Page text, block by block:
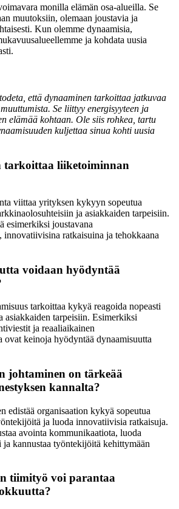
monilla elämän osa-alueilla. Se
muutoksiin, olemaan joustavia ja
Kun olemme dynaamisia,
ja kohdata uusia
että dynaaminen tarkoittaa jatkuvaa
Se liittyy energisyyteen ja
elämää kohtaan. Ole siis rohkea, tartu
kuljettaa sinua kohti uusia
tarkoittaa liiketoiminnan
viittaa yrityksen kykyyn sopeutua
ja asiakkaiden tarpeisiin.
esimerkiksi joustavana
innovatiivisina ratkaisuina ja tehokkaana
voidaan hyödyntää
tarkoittaa kykyä reagoida nopeasti
asiakkaiden tarpeisiin. Esimerkiksi
ja reaaliaikainen
keinoja hyödyntää dynaamisuutta
johtaminen on tärkeää
kannalta?
edistää organisaation kykyä sopeutua
ja luoda innovatiivisia ratkaisuja.
avointa kommunikaatiota, luoda
kannustaa työntekijöitä kehittymään
tiimityö voi parantaa